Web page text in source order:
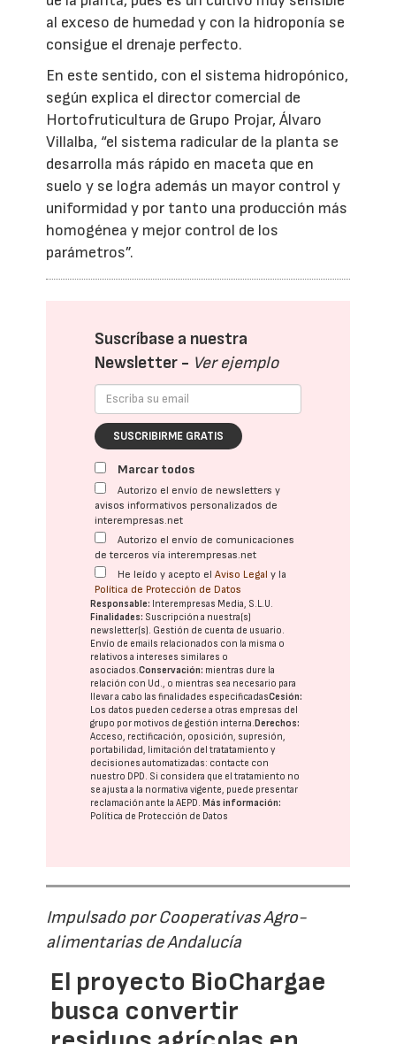
al exceso de humedad y con la hidroponía se
consigue el drenaje perfecto.
En este sentido, con el sistema hidropónico,
según explica el director comercial de
Hortofruticultura de Grupo Projar, Álvaro
Villalba, “el sistema radicular de la planta se
desarrolla más rápido en maceta que en
suelo y se logra además un mayor control y
uniformidad y por tanto una producción más
homogénea y mejor control de los
parámetros”.
Suscríbase a nuestra
Newsletter - Ver ejemplo
SUSCRIBIRME GRATIS
Marcar todos
Autorizo el envío de newsletters y
avisos informativos personalizados de
interempresas.net
Autorizo el envío de comunicaciones
de terceros vía interempresas.net
He leído y acepto elAviso Legal y la
Política de Protección de Datos
Responsable: Interempresas Media, S.L.U.
Finalidades: Suscripción a nuestra(s)
newsletter(s). Gestión de cuenta de usuario.
Envío de emails relacionados con la misma o
relativos a intereses similares o
asociados.Conservación: mientras dure la
relación con Ud., o mientras sea necesario para
llevar a cabo las finalidades especificadasCesión:
Los datos pueden cederse a otras empresas del
grupo por motivos de gestión interna.Derechos:
Acceso, rectificación, oposición, supresión,
portabilidad, limitación del tratatamiento y
decisiones automatizadas: contacte con
nuestro DPD. Si considera que el tratamiento no
se ajusta a la normativa vigente, puede presentar
reclamación ante laAEPD.Más información:
Política de Protección de Datos
Impulsado por Cooperativas Agro-
alimentarias de Andalucía
El proyecto BioChargae
busca convertir